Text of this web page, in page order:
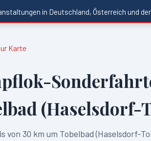
in Deutschland, Österreich und
Karte
(Haselsdorf-
von 30 km um Tobelbad (Haselsdorf-